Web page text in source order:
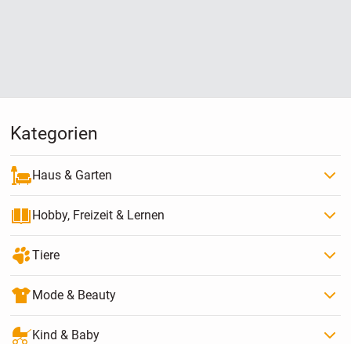
Kategorien
Haus & Garten
Hobby, Freizeit & Lernen
Tiere
Mode & Beauty
Kind & Baby